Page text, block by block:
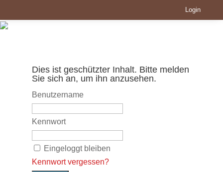
Login
Dies ist geschützter Inhalt. Bitte melden
Sie sich an, um ihn anzusehen.
Benutzername
Kennwort
Eingeloggt bleiben
Kennwort vergessen?